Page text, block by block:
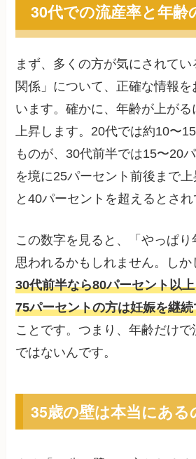
30代での流産率と年齢
まず、多くの方が気にされて
関係」について、正確な情報
います。確かに、年齢が上が
上昇します。20代では約10〜
ものが、30代前半では15〜20
を境に25パーセント前後まで
と40パーセントを超えるとされ
この数字を見ると、「やっぱり
思われるかもしれません。しか
30代前半なら80パーセント以
75パーセントの方は妊娠を継
ことです。つまり、年齢だけ
ではないんです。
35歳の壁は本当にある